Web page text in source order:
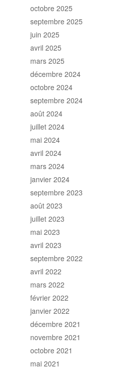
octobre 2025
septembre 2025
juin 2025
avril 2025
mars 2025
décembre 2024
octobre 2024
septembre 2024
août 2024
juillet 2024
mai 2024
avril 2024
mars 2024
janvier 2024
septembre 2023
août 2023
juillet 2023
mai 2023
avril 2023
septembre 2022
avril 2022
mars 2022
février 2022
janvier 2022
décembre 2021
novembre 2021
octobre 2021
mai 2021